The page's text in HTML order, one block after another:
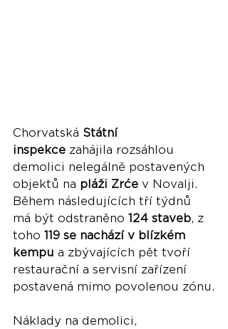
Chorvatská Státní
inspekce zahájila rozsáhlou
demolici nelegálně postavených
objektů na pláži Zrće v Novalji.
Během následujících tří týdnů
má být odstraněno 124 staveb, z
toho 119 se nachází v blízkém
kempu a zbývajících pět tvoří
restaurační a servisní zařízení
postavená mimo povolenou zónu.
Náklady na demolici,